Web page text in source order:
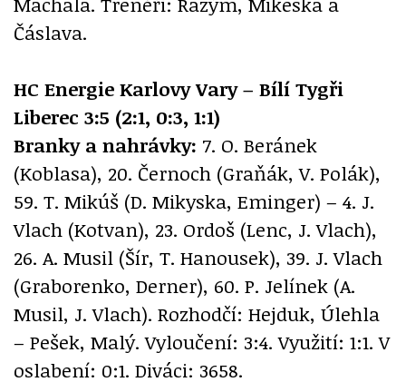
Čáslava.
HC Energie Karlovy Vary – Bílí Tygři
Liberec 3:5 (2:1, 0:3, 1:1)
Branky a nahrávky: 7. O. Beránek
(Koblasa), 20. Černoch (Graňák, V. Polák),
59. T. Mikúš (D. Mikyska, Eminger) – 4. J.
Vlach (Kotvan), 23. Ordoš (Lenc, J. Vlach),
26. A. Musil (Šír, T. Hanousek), 39. J. Vlach
(Graborenko, Derner), 60. P. Jelínek (A.
Musil, J. Vlach). Rozhodčí: Hejduk, Úlehla
– Pešek, Malý. Vyloučení: 3:4. Využití: 1:1. V
oslabení: 0:1. Diváci: 3658.